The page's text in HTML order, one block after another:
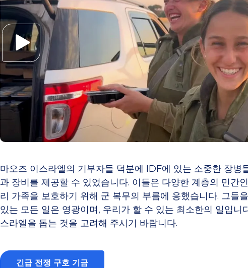
마오즈 이스라엘의 기부자들 덕분에 IDF에 있는 소중한 장병
과 장비를 제공할 수 있었습니다. 이들은 다양한 계층의 민간
리 가족을 보호하기 위해 군 복무의 부름에 응했습니다. 그들
있는 모든 일은 영광이며, 우리가 할 수 있는 최소한의 일입니
스라엘을 돕는 것을 고려해 주시기 바랍니다.
긴급 전쟁 구호 기금